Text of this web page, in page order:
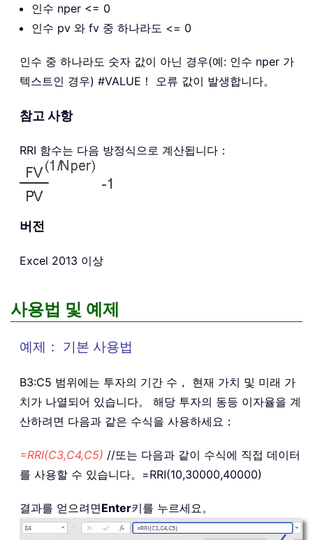
인수 nper <= 0
인수 pv 와 fv 중 하나라도 <= 0
인수 중 하나라도 숫자 값이 아닌 경우(예: 인수 nper 가
텍스트인 경우) #VALUE！ 오류 값이 발생합니다。
참고 사항
RRI 함수는 다음 방정식으로 계산됩니다：
버전
Excel 2013 이상
사용법 및 예제
예제： 기본 사용법
B3:C5 범위에는 투자의 기간 수， 현재 가치 및 미래 가
치가 나열되어 있습니다。 해당 투자의 동등 이자율을 계
산하려면 다음과 같은 수식을 사용하세요：
=RRI(C3,C4,C5) //또는 다음과 같이 수식에 직접 데이터
를 사용할 수 있습니다。 =RRI(10,30000,40000)
결과를 얻으려면Enter키를 누르세요。